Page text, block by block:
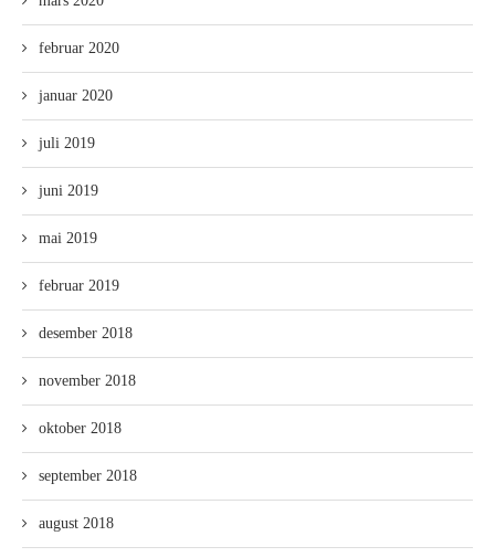
februar 2020
januar 2020
juli 2019
juni 2019
mai 2019
februar 2019
desember 2018
november 2018
oktober 2018
september 2018
august 2018